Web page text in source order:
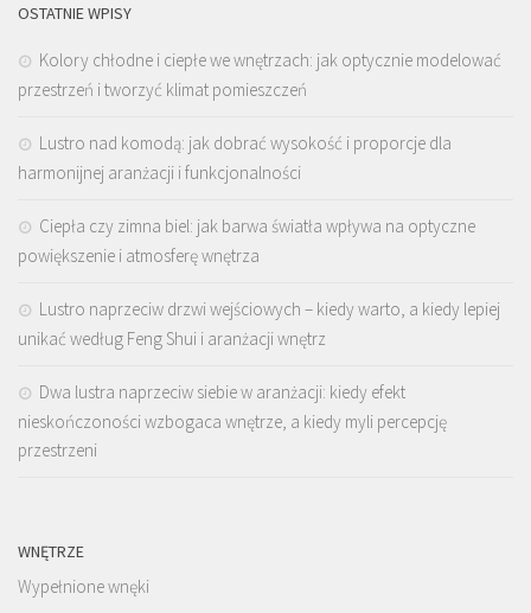
OSTATNIE WPISY
Kolory chłodne i ciepłe we wnętrzach: jak optycznie modelować
przestrzeń i tworzyć klimat pomieszczeń
Lustro nad komodą: jak dobrać wysokość i proporcje dla
harmonijnej aranżacji i funkcjonalności
Ciepła czy zimna biel: jak barwa światła wpływa na optyczne
powiększenie i atmosferę wnętrza
Lustro naprzeciw drzwi wejściowych – kiedy warto, a kiedy lepiej
unikać według Feng Shui i aranżacji wnętrz
Dwa lustra naprzeciw siebie w aranżacji: kiedy efekt
nieskończoności wzbogaca wnętrze, a kiedy myli percepcję
przestrzeni
WNĘTRZE
Wypełnione wnęki